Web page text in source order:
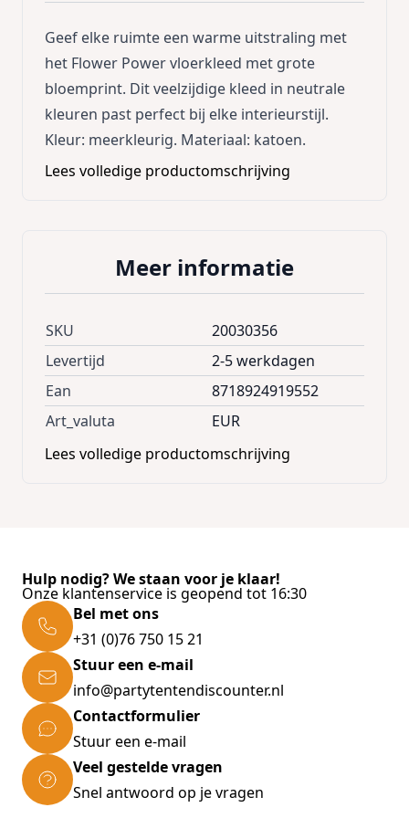
Geef elke ruimte een warme uitstraling met
het Flower Power vloerkleed met grote
bloemprint. Dit veelzijdige kleed in neutrale
kleuren past perfect bij elke interieurstijl.
Kleur: meerkleurig. Materiaal: katoen.
Lees volledige productomschrijving
Meer informatie
SKU
20030356
Levertijd
2-5 werkdagen
Ean
8718924919552
Art_valuta
EUR
Lees volledige productomschrijving
Hulp nodig? We staan voor je klaar!
Onze klantenservice is geopend tot 16:30
Bel met ons
+31 (0)76 750 15 21
Stuur een e-mail
info@partytentendiscounter.nl
Contactformulier
Stuur een e-mail
Veel gestelde vragen
Snel antwoord op je vragen